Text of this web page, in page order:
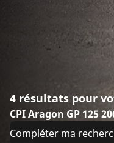
4 résultats pour
CPI Aragon GP 125
Compléter ma